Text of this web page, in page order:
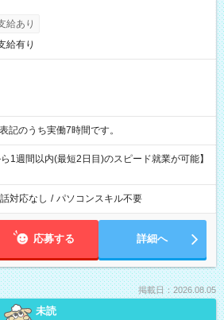
給あり
給有り
～16:30 ※表記のうち実働7時間です。
1週間以内(最短2日目)のスピード就業が可能】
対応なし / パソコンスキル不要
応募する 詳細へ
掲載日：2026.08.05
未読